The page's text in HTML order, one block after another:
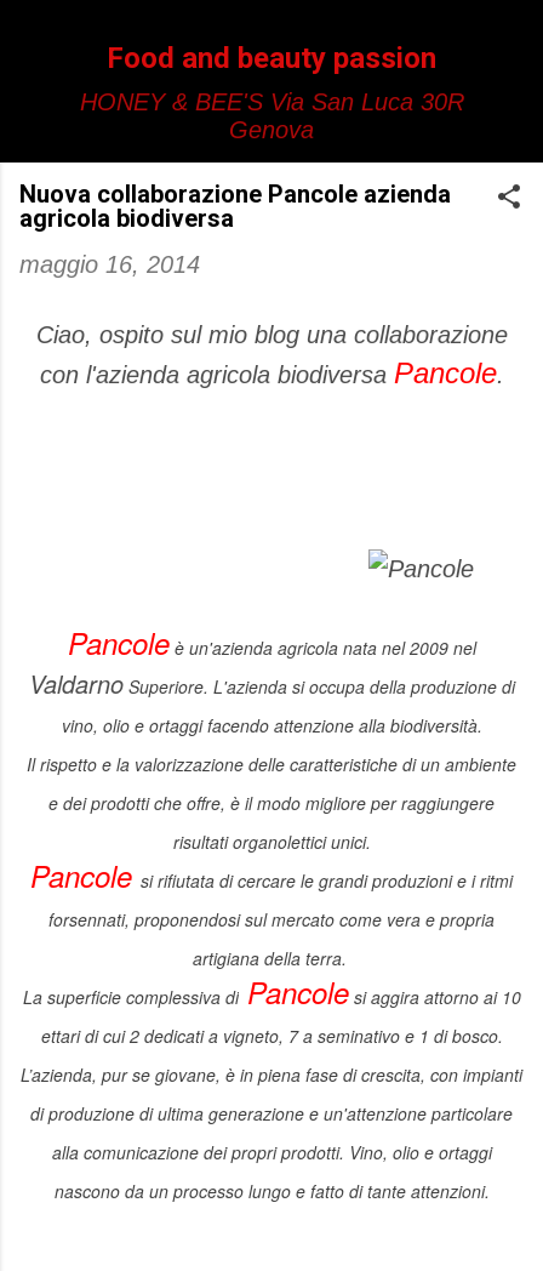
Food and beauty passion
HONEY & BEE'S Via San Luca 30R
Genova
Nuova collaborazione Pancole azienda
agricola biodiversa
maggio 16, 2014
Ciao, ospito sul mio blog una collaborazione
con l'azienda agricola biodiversa Pancole.
Pancoleè un'azienda agricola nata nel 2009 nel
ValdarnoSuperiore. L'azienda si occupa della produzione di
vino, olio e ortaggi facendo attenzione alla biodiversità.
Il rispetto e la valorizzazione delle caratteristiche di un ambiente
e dei prodotti che offre, è il modo migliore per raggiungere
risultati organolettici unici.
Pancole si rifiutata di cercare le grandi produzioni e i ritmi
forsennati, proponendosi sul mercato come vera e propria
artigiana della terra.
La superficie complessiva diPancolesi aggira attorno ai 10
ettari di cui 2 dedicati a vigneto, 7 a seminativo e 1 di bosco.
L’azienda, pur se giovane, è in piena fase di crescita, con impianti
di produzione di ultima generazione e un'attenzione particolare
alla comunicazione dei propri prodotti. Vino, olio e ortaggi
nascono da un processo lungo e fatto di tante attenzioni.